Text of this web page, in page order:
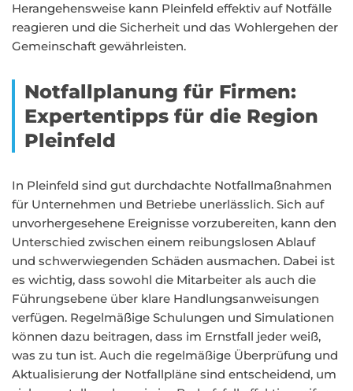
Herangehensweise kann Pleinfeld effektiv auf Notfälle
reagieren und die Sicherheit und das Wohlergehen der
Gemeinschaft gewährleisten.
Notfallplanung für Firmen:
Expertentipps für die Region
Pleinfeld
In Pleinfeld sind gut durchdachte Notfallmaßnahmen
für Unternehmen und Betriebe unerlässlich. Sich auf
unvorhergesehene Ereignisse vorzubereiten, kann den
Unterschied zwischen einem reibungslosen Ablauf
und schwerwiegenden Schäden ausmachen. Dabei ist
es wichtig, dass sowohl die Mitarbeiter als auch die
Führungsebene über klare Handlungsanweisungen
verfügen. Regelmäßige Schulungen und Simulationen
können dazu beitragen, dass im Ernstfall jeder weiß,
was zu tun ist. Auch die regelmäßige Überprüfung und
Aktualisierung der Notfallpläne sind entscheidend, um